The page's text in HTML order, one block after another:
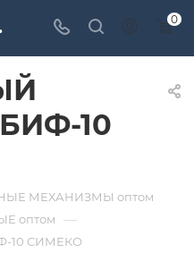
поставки 0
10
МЕХАНИЗМЫ оптом
оптом —
10 СИМЕКО